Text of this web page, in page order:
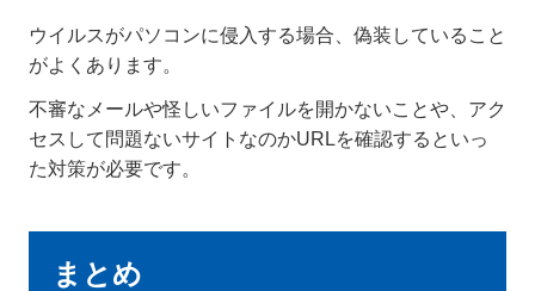
ウイルスがパソコンに侵入する場合、偽装していること
がよくあります。
不審なメールや怪しいファイルを開かないことや、アク
セスして問題ないサイトなのかURLを確認するといっ
た対策が必要です。
まとめ